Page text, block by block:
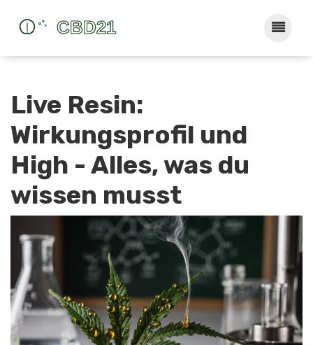
Live Resin:
Wirkungsprofil und
High - Alles, was du
wissen musst